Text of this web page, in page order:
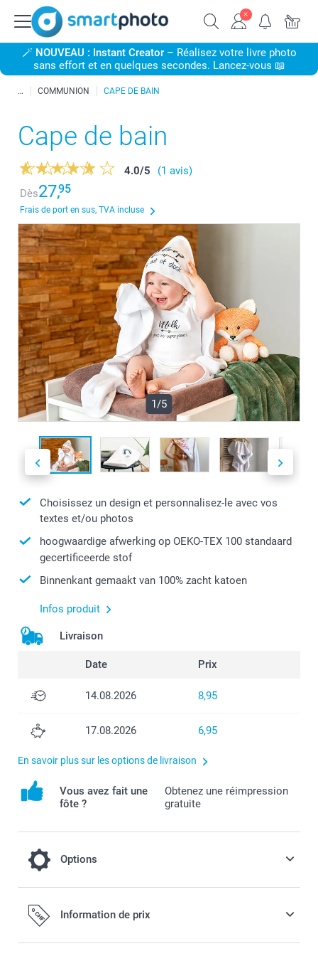
🪄 NOUVEAU : Instant Creator– Réalisez votre livre photo
sans effort et en quelques secondes. Lancez-vous 📖
COMMUNION CAPE DE BAIN
Cape de bain
4.0/5
(1 avis)
Dès27,95
Frais de port en sus, TVA incluse
1/5
Choisissez un design et personnalisez-le avec vos
textes et/ou photos
hoogwaardige afwerking op OEKO-TEX 100 standaard
gecertificeerde stof
Binnenkant gemaakt van 100% zacht katoen
Infos produit
Livraison
Date Prix
14.08.2026 8,95
17.08.2026 6,95
En savoir plus sur les options de livraison
Vous avez fait une
fôte ?
Obtenez une réimpression
gratuite
Options
Ajoutez une tirelire Miffy à votre
commandeInformation de prix